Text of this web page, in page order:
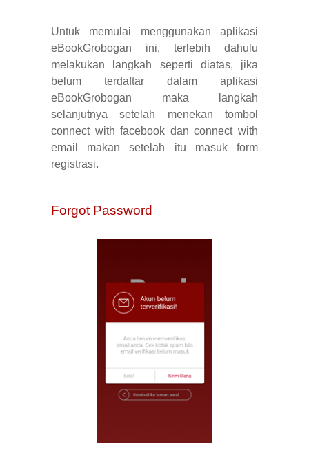
Untuk memulai menggunakan aplikasi
eBookGrobogan ini, terlebih dahulu
melakukan langkah seperti diatas, jika
belum terdaftar dalam aplikasi
eBookGrobogan maka langkah
selanjutnya setelah menekan tombol
connect with facebook dan connect with
email makan setelah itu masuk form
registrasi.
Forgot Password